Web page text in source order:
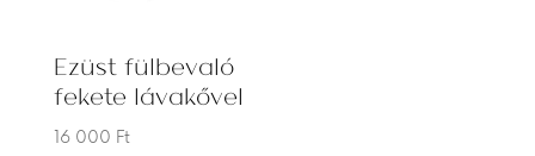
Ezüst fülbevaló
fekete lávakővel
16 000 Ft